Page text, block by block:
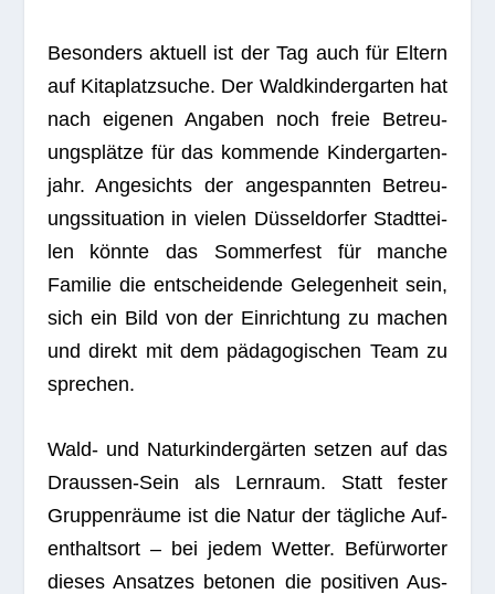
Beson­ders aktu­ell ist der Tag auch für Eltern
auf Kita­platz­su­che. Der Wald­kin­der­gar­ten hat
nach eige­nen Anga­ben noch freie Betreu­
ungs­plätze für das kom­mende Kin­der­gar­ten­
jahr. Ange­sichts der ange­spann­ten Betreu­
ungs­si­tua­tion in vie­len Düs­sel­dor­fer Stadt­tei­
len könnte das Som­mer­fest für man­che
Fami­lie die ent­schei­dende Gele­gen­heit sein,
sich ein Bild von der Ein­rich­tung zu machen
und direkt mit dem päd­ago­gi­schen Team zu
sprechen.
Wald- und Natur­kin­der­gär­ten set­zen auf das
Draus­sen-Sein als Lern­raum. Statt fes­ter
Grup­pen­räume ist die Natur der täg­li­che Auf­
ent­halts­ort – bei jedem Wet­ter. Befür­wor­ter
die­ses Ansat­zes beto­nen die posi­ti­ven Aus­